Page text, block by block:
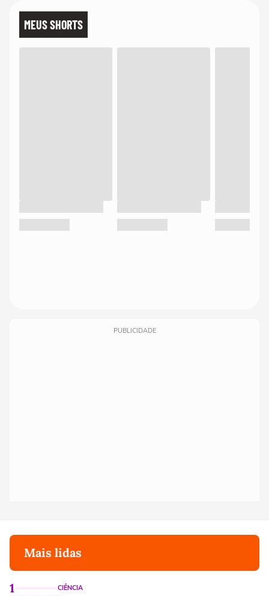
MEUS SHORTS
PUBLICIDADE
Mais lidas
1 CIÊNCIA